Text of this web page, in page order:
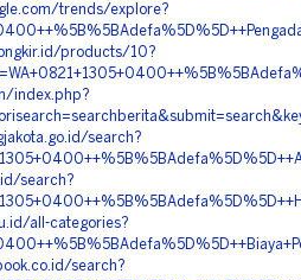
trends/explore?
products/10?
index.php?
search?
search?
all-categories?
search?